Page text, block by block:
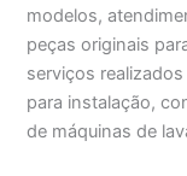
modelos,
peças originais
serviços
para instalação,
de máquinas de